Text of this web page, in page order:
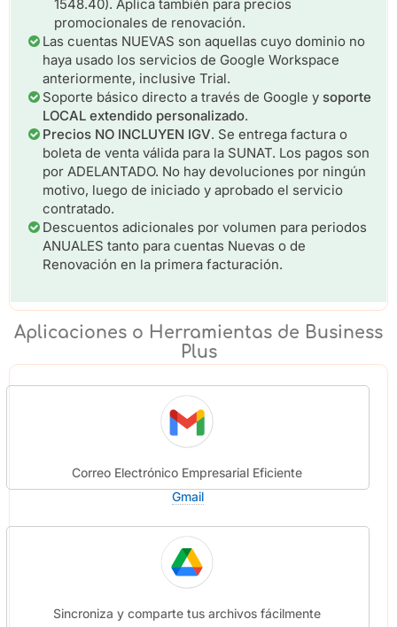
1548.40). Aplica también para precios
promocionales de renovación.
Las cuentas NUEVAS son aquellas cuyo dominio no
haya usado los servicios de Google Workspace
anteriormente, inclusive Trial.
Soporte básico directo a través de Google y soporte
LOCAL extendido personalizado.
Precios NO INCLUYEN IGV. Se entrega factura o
boleta de venta válida para la SUNAT. Los pagos son
por ADELANTADO. No hay devoluciones por ningún
motivo, luego de iniciado y aprobado el servicio
contratado.
Descuentos adicionales por volumen para periodos
ANUALES tanto para cuentas Nuevas o de
Renovación en la primera facturación.
Aplicaciones o Herramientas de Business
Plus
Correo Electrónico Empresarial Eficiente
Gmail
Sincroniza y comparte tus archivos fácilmente